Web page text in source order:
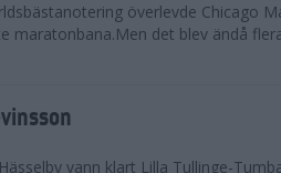
överlevde Chicago
maratonbana.Men det blev ändå
vann klart Lilla Tullinge-